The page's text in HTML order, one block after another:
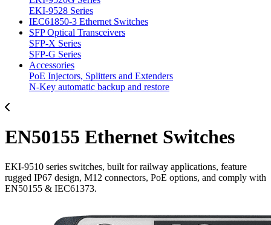
EKI-9528 Series
IEC61850-3 Ethernet Switches
SFP Optical Transceivers
SFP-X Series
SFP-G Series
Accessories
PoE Injectors, Splitters and Extenders
N-Key automatic backup and restore
EN50155 Ethernet Switches
EKI-9510 series switches, built for railway applications, feature
rugged IP67 design, M12 connectors, PoE options, and comply with
EN50155 & IEC61373.